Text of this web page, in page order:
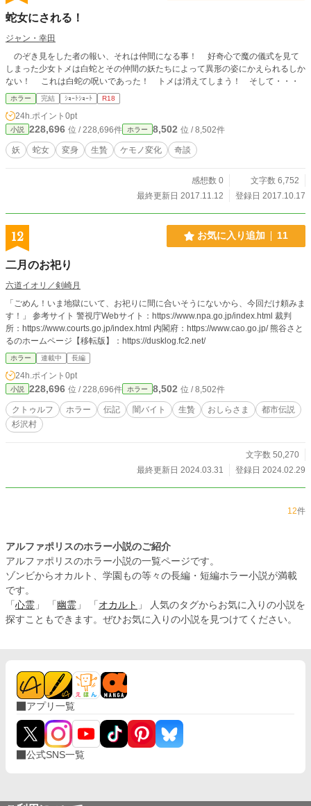
蛇女にされる！
ジャン・幸田
のぞき見をした者の報い、それは仲間になる事！ 好奇心で魔の儀式を見て
しまった少女トメは白蛇とその仲間の妖たちによって異形の姿にかえられるしか
ない！ これは白蛇の呪いであった！ トメは消えてしまう！ そして・・・
ホラー 完結 ｼｮｰﾄｼｮｰﾄ R18
24h.ポイント 0pt
小説 228,696 位 / 228,696件 ホラー 8,502 位 / 8,502件
妖 蛇女 変身 生贄 ケモノ変化 奇談
感想数 0
文字数 6,752
最終更新日 2017.11.12
登録日 2017.10.17
12 お気に入り追加 11
二月のお祀り
六道イオリ／剣崎月
「ごめん！いま地獄にいて、お祀りに間に合いそうにないから、今回だけ頼みま
す！」 参考サイト 警視庁Webサイト：https://www.npa.go.jp/index.html 裁判
所：https://www.courts.go.jp/index.html 内閣府：https://www.cao.go.jp/ 熊谷さと
るのホームページ【移転版】：https://dusklog.fc2.net/
ホラー 連載中 長編
24h.ポイント 0pt
小説 228,696 位 / 228,696件 ホラー 8,502 位 / 8,502件
クトゥルフ ホラー 伝記 闇バイト 生贄 おしらさま
都市伝説
杉沢村
文字数 50,270
最終更新日 2024.03.31
登録日 2024.02.29
12件
アルファポリスのホラー小説のご紹介
アルファポリスのホラー小説の一覧ページです。
ゾンビからオカルト、学園もの等々の長編・短編ホラー小説が満載
です。
「 心霊 」 「 幽霊 」 「 オカルト 」 人気のタグからお気に入りの小説を
探すこともできます。ぜひお気に入りの小説を見つけてください。
アプリ一覧
公式SNS一覧